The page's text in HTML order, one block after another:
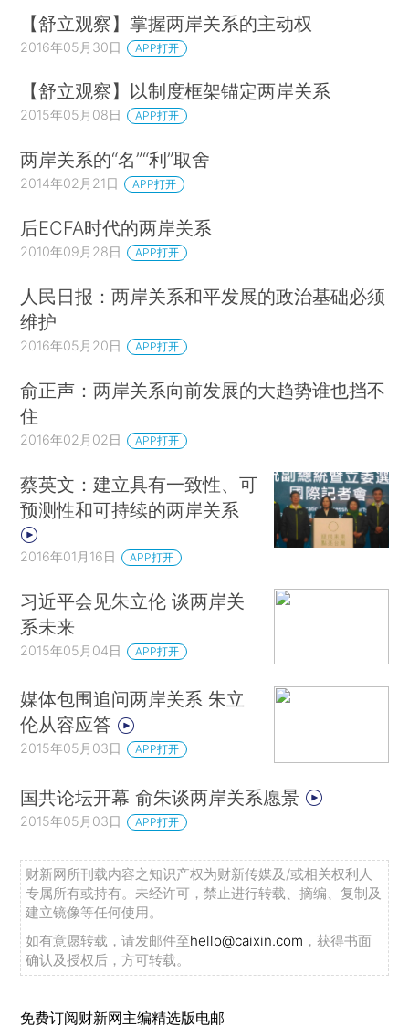
【舒立观察】掌握两岸关系的主动权
2016年05月30日 APP打开
【舒立观察】以制度框架锚定两岸关系
2015年05月08日 APP打开
两岸关系的“名”“利”取舍
2014年02月21日 APP打开
后ECFA时代的两岸关系
2010年09月28日 APP打开
人民日报：两岸关系和平发展的政治基础必须
维护
2016年05月20日 APP打开
俞正声：两岸关系向前发展的大趋势谁也挡不
住
2016年02月02日 APP打开
蔡英文：建立具有一致性、可
预测性和可持续的两岸关系
2016年01月16日 APP打开
习近平会见朱立伦 谈两岸关
系未来
2015年05月04日 APP打开
媒体包围追问两岸关系 朱立
伦从容应答
2015年05月03日 APP打开
国共论坛开幕 俞朱谈两岸关系愿景
2015年05月03日 APP打开
财新网所刊载内容之知识产权为财新传媒及/或相关权利人
专属所有或持有。未经许可，禁止进行转载、摘编、复制及
建立镜像等任何使用。
如有意愿转载，请发邮件至hello@caixin.com ，获得书面
确认及授权后，方可转载。
免费订阅财新网主编精选版电邮